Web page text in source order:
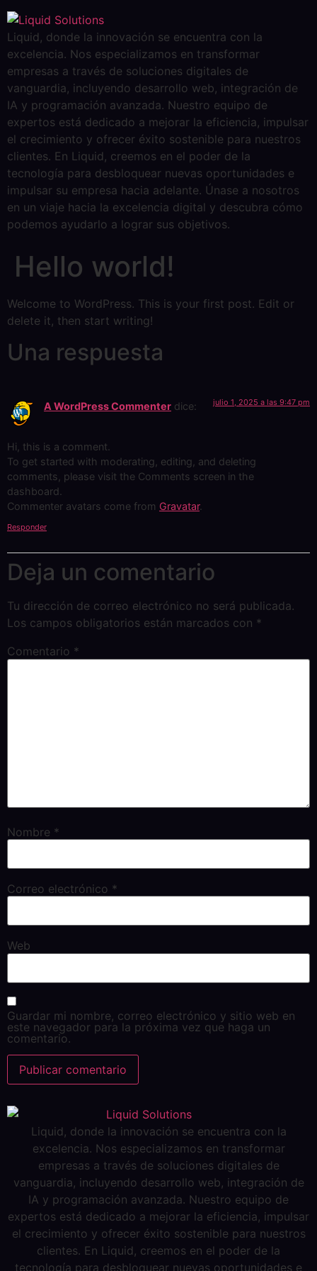
Liquid, donde la innovación se encuentra con la
excelencia. Nos especializamos en transformar
empresas a través de soluciones digitales de
vanguardia, incluyendo desarrollo web, integración de
IA y programación avanzada. Nuestro equipo de
expertos está dedicado a mejorar la eficiencia, impulsar
el crecimiento y ofrecer éxito sostenible para nuestros
clientes. En Liquid, creemos en el poder de la
tecnología para desbloquear nuevas oportunidades e
impulsar su empresa hacia adelante. Únase a nosotros
en un viaje hacia la excelencia digital y descubra cómo
podemos ayudarlo a lograr sus objetivos.
Hello world!
Welcome to WordPress. This is your first post. Edit or
delete it, then start writing!
Una respuesta
A WordPress Commenter dice: julio 1, 2025 a las 9:47 pm
Hi, this is a comment.
To get started with moderating, editing, and deleting
comments, please visit the Comments screen in the
dashboard.
Commenter avatars come from Gravatar.
Responder
Deja un comentario
Tu dirección de correo electrónico no será publicada.
Los campos obligatorios están marcados con *
Comentario *
Nombre *
Correo electrónico *
Web
Guardar mi nombre, correo electrónico y sitio web en
este navegador para la próxima vez que haga un
comentario.
Liquid, donde la innovación se encuentra con la
excelencia. Nos especializamos en transformar
empresas a través de soluciones digitales de
vanguardia, incluyendo desarrollo web, integración de
IA y programación avanzada. Nuestro equipo de
expertos está dedicado a mejorar la eficiencia, impulsar
el crecimiento y ofrecer éxito sostenible para nuestros
clientes. En Liquid, creemos en el poder de la
tecnología para desbloquear nuevas oportunidades e